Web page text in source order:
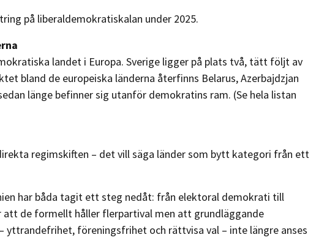
på liberaldemokratiskalan under 2025.
landet i Europa. Sverige ligger på plats två, tätt följt av
bland de europeiska länderna återfinns Belarus, Azerbajdzjan
länge befinner sig utanför demokratins ram. (Se hela listan
regimskiften – det vill säga länder som bytt kategori från ett
har båda tagit ett steg nedåt: från elektoral demokrati till
de formellt håller flerpartival men att grundläggande
föreningsfrihet och rättvisa val – inte längre anses